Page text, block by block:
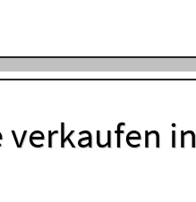
verkaufen